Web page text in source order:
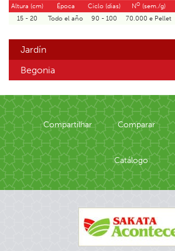
Altura (cm) Época Ciclo (dias) NO (sem./g)
15 - 20
Todo el año 90 - 100 70.000 e Pellet
Jardín
Begonia
Compartilhar Comparar
Catálogo